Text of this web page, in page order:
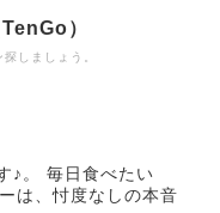
しましょう。
）
♪。 毎日食べたい
は、忖度なしの本音